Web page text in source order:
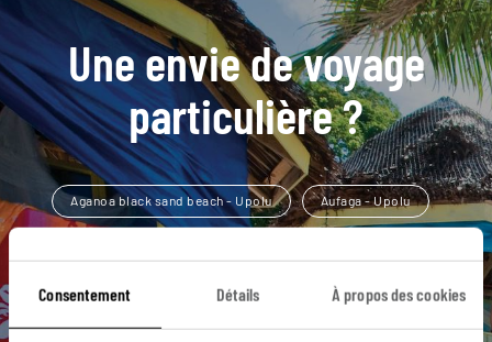
Consentement Détails À propos des cookies
Une envie de voyage
particulière ?
Aganoa black sand beach - Upolu Aufaga - Upolu
Fugalei Fresh Produce Market - Upolu
Lake Lanoto'o National Park - Upolu